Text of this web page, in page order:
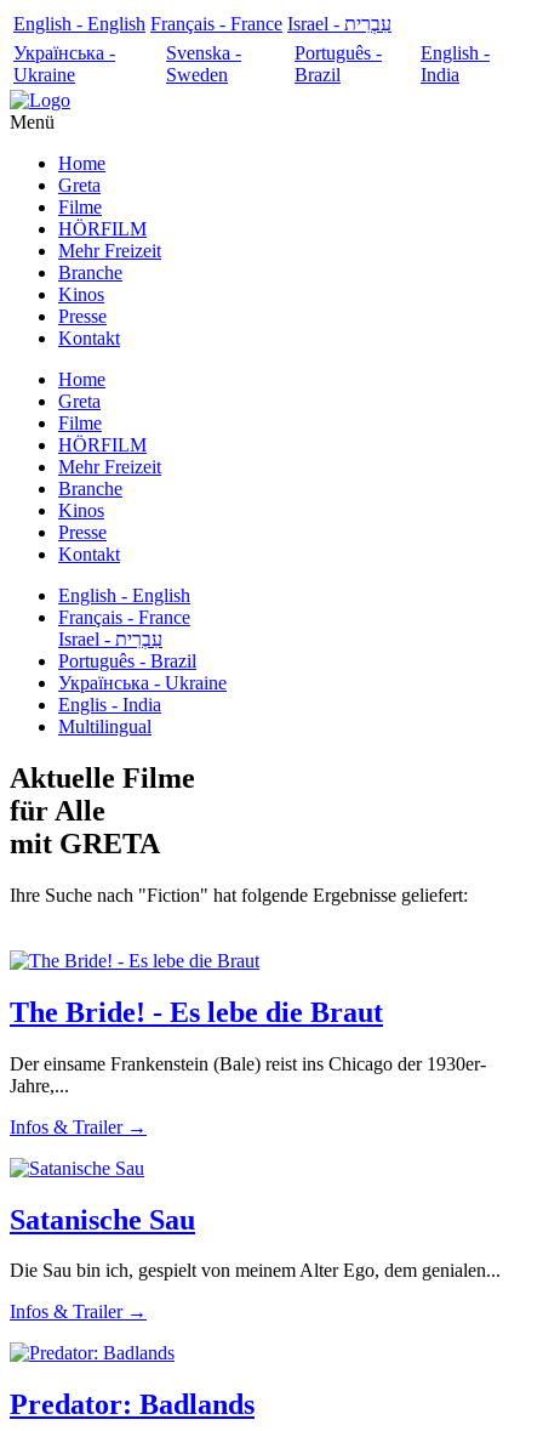
English - English Français - France
עִבְרִית - Israel
Українська -
Ukraine
Svenska -
Sweden
Português -
Brazil
English -
India
Menü
Home
Greta
Filme
HÖRFILM
Mehr Freizeit
Branche
Kinos
Presse
Kontakt
Home
Greta
Filme
HÖRFILM
Mehr Freizeit
Branche
Kinos
Presse
Kontakt
English - English
Français - France
עִבְרִית - Israel
Português - Brazil
Українська - Ukraine
Englis - India
Multilingual
Aktuelle Filme
für Alle
mit GRETA
Ihre Suche nach "Fiction" hat folgende Ergebnisse geliefert:
The Bride! - Es lebe die Braut
Der einsame Frankenstein (Bale) reist ins Chicago der 1930er-
Jahre,...
Infos & Trailer →
Satanische Sau
Die Sau bin ich, gespielt von meinem Alter Ego, dem genialen...
Infos & Trailer →
Predator: Badlands